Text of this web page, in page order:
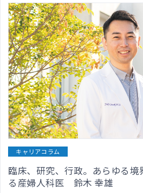
キャリアコラム
臨床、研究、行政。あらゆる境
る産婦人科医 鈴木 幸雄